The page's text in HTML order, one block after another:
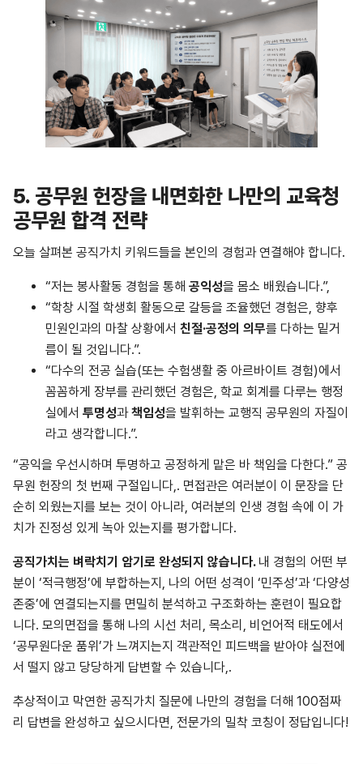
5. 공무원 헌장을 내면화한 나만의 교육청
공무원 합격 전략
오늘 살펴본 공직가치 키워드들을 본인의 경험과 연결해야 합니다.
“저는 봉사활동 경험을 통해 공익성을 몸소 배웠습니다.”,
“학창 시절 학생회 활동으로 갈등을 조율했던 경험은, 향후
민원인과의 마찰 상황에서 친절·공정의 의무를 다하는 밑거
름이 될 것입니다.”.
“다수의 전공 실습(또는 수험생활 중 아르바이트 경험)에서
꼼꼼하게 장부를 관리했던 경험은, 학교 회계를 다루는 행정
실에서 투명성과책임성을 발휘하는 교행직 공무원의 자질이
라고 생각합니다.”.
“공익을 우선시하며 투명하고 공정하게 맡은 바 책임을 다한다.” 공
무원 헌장의 첫 번째 구절입니다,. 면접관은 여러분이 이 문장을 단
순히 외웠는지를 보는 것이 아니라, 여러분의 인생 경험 속에 이 가
치가 진정성 있게 녹아 있는지를 평가합니다.
공직가치는 벼락치기 암기로 완성되지 않습니다. 내 경험의 어떤 부
분이 ‘적극행정’에 부합하는지, 나의 어떤 성격이 ‘민주성’과 ‘다양성
존중’에 연결되는지를 면밀히 분석하고 구조화하는 훈련이 필요합
니다. 모의면접을 통해 나의 시선 처리, 목소리, 비언어적 태도에서
‘공무원다운 품위’가 느껴지는지 객관적인 피드백을 받아야 실전에
서 떨지 않고 당당하게 답변할 수 있습니다,.
추상적이고 막연한 공직가치 질문에 나만의 경험을 더해 100점짜
리 답변을 완성하고 싶으시다면, 전문가의 밀착 코칭이 정답입니다!